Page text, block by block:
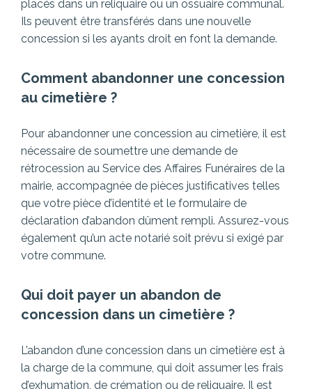
placés dans un reliquaire ou un ossuaire communal.
Ils peuvent être transférés dans une nouvelle
concession si les ayants droit en font la demande.
Comment abandonner une concession
au cimetière ?
Pour abandonner une concession au cimetière, il est
nécessaire de soumettre une demande de
rétrocession au Service des Affaires Funéraires de la
mairie, accompagnée de pièces justificatives telles
que votre pièce d’identité et le formulaire de
déclaration d’abandon dûment rempli. Assurez-vous
également qu’un acte notarié soit prévu si exigé par
votre commune.
Qui doit payer un abandon de
concession dans un cimetière ?
L’abandon d’une concession dans un cimetière est à
la charge de la commune, qui doit assumer les frais
d’exhumation, de crémation ou de reliquaire. Il est